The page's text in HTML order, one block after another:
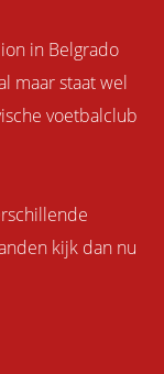
in Belgrado
maar staat wel
voetbalclub
kijk dan nu